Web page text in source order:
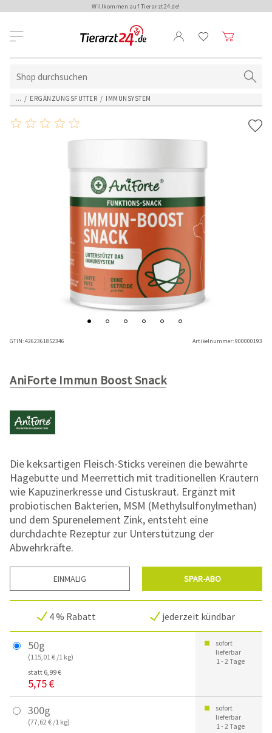
Willkommen auf Tierarzt24.de!
... / ERGÄNZUNGSFUTTER / IMMUNSYSTEM
GTIN:4262361852346 Artikelnummer:900000193
AniForte Immun Boost Snack
Die keksartigen Fleisch-Sticks vereinen die bewährte
Hagebutte und Meerrettich mit traditionellen Kräutern
wie Kapuzinerkresse und Cistuskraut. Ergänzt mit
probiotischen Bakterien, MSM (Methylsulfonylmethan)
und dem Spurenelement Zink, entsteht eine
durchdachte Rezeptur zur Unterstützung der
Abwehrkräfte.
EINMALIG SPAR-ABO
4 % Rabatt jederzeit kündbar
50g
(115,01 € /1 kg)
statt 6,99 €
5,75 €
sofort
lieferbar
1 - 2 Tage
300g
(77,62 € /1 kg)
sofort
lieferbar
1 - 2 Tage